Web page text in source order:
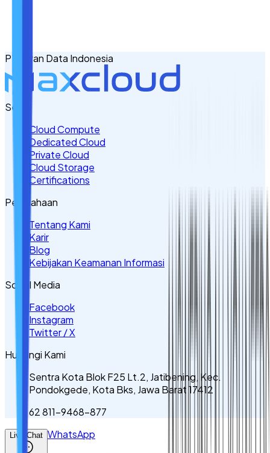
Tulis Kebutuhan Anda di Sini
PT Awan Data Indonesia
Servis
Cloud Compute
Dedicated Cloud
Private Cloud
Cloud Storage
Certifications
Perusahaan
Tentang Kami
Karir
Blog
Kebijakan Keamanan Informasi
Sosial Media
Facebook
Instagram
Twitter / X
Hubungi Kami
Sentra Kota Blok F25 Lt.2, Jatibening, Kec.
Pondokgede, Kota Bks, Jawa Barat 17412
62 811-9468-877
Live Chat WhatsApp